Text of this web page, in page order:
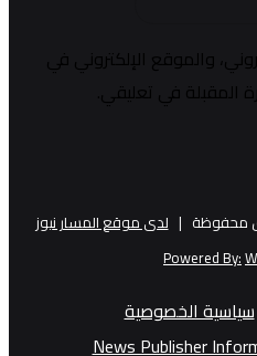
والموقع الإلكتروني في
المقبلة في تعليقي.
لدى موقع المسار نيوز
Powered By:
سياسية الخصوصية
News Publisher